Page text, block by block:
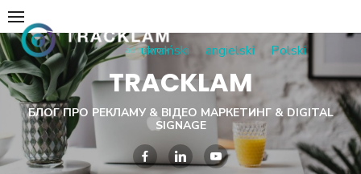
Skip
to
content
TRACKLAM
БЛОГ ПРО РЕКЛАМУ & ВІДЕО МАРКЕТИНГ & DIGITAL
SIGNAGE
ukraiński angielski Polski